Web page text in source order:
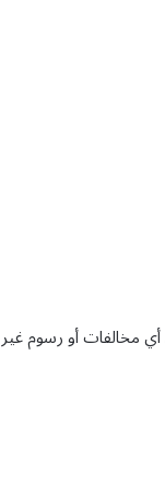
مخالفات أو رسوم غير